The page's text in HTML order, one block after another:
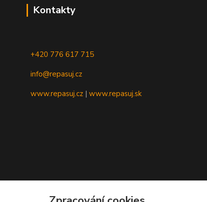
Kontakty
+420 776 617 715
info@repasuj.cz
www.repasuj.cz |www.repasuj.sk